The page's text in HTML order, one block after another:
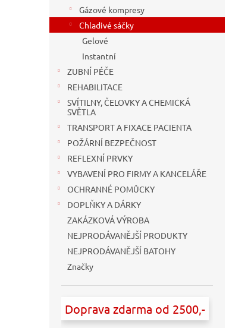
Gázové kompresy
Chladivé sáčky
Gelové
Instantní
ZUBNÍ PÉČE
REHABILITACE
SVÍTILNY, ČELOVKY A CHEMICKÁ
SVĚTLA
TRANSPORT A FIXACE PACIENTA
POŽÁRNÍ BEZPEČNOST
REFLEXNÍ PRVKY
VYBAVENÍ PRO FIRMY A KANCELÁŘE
OCHRANNÉ POMŮCKY
DOPLŇKY A DÁRKY
ZAKÁZKOVÁ VÝROBA
NEJPRODÁVANĚJŠÍ PRODUKTY
NEJPRODÁVANĚJŠÍ BATOHY
Značky
Doprava zdarma od 2500,-